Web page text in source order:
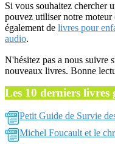
Si vous souhaitez chercher
pouvez utiliser notre moteur
également de livres pour
audio.
N'hésitez pas a nous suivre
nouveaux livres. Bonne
Les 10 derniers livres
Petit Guide de Survie
Michel Foucault et le